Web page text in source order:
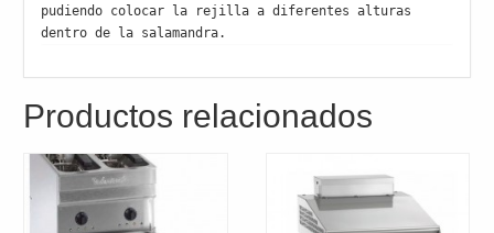
pudiendo colocar la rejilla a diferentes alturas
dentro de la salamandra.
Productos relacionados